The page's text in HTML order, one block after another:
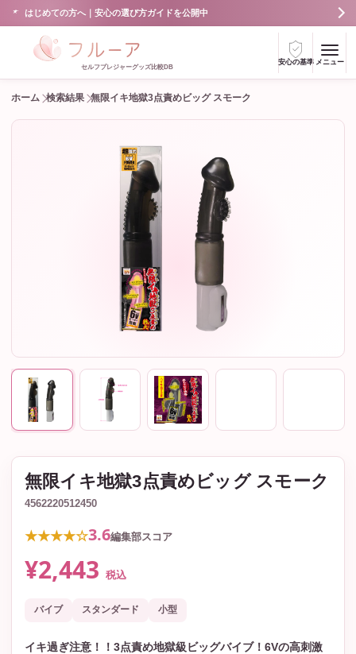
はじめての方へ｜安心の選び方ガイドを公開中
セルフプレジャーグッズ比較DB
安心の基準 メニュー
ホーム 検索結果 無限イキ地獄3点責めビッグ スモーク
無限イキ地獄3点責めビッグ スモーク
4562220512450
★★★★☆3.6編集部スコア
¥2,443 税込
バイブ スタンダード 小型
イキ過ぎ注意！！3点責め地獄級ビッグバイブ！6Vの高刺激